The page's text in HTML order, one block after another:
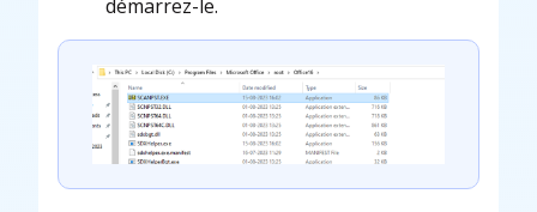
démarrez-le.